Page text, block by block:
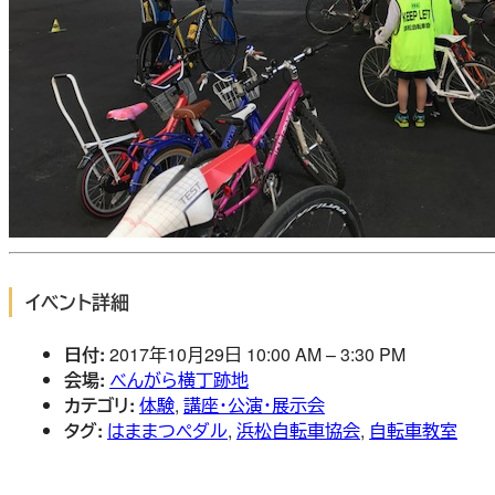
イベント詳細
日付: 2017年10月29日 10:00 AM–3:30 PM
会場: べんがら横丁跡地
カテゴリ: 体験, 講座・公演・展示会
タグ: はままつペダル, 浜松自転車協会, 自転車教室